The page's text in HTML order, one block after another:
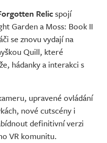
Relicspojí
Garden a Moss: Book II
se znovu vydají na
Quill, které
hádanky a interakci s
upravené ovládání
nové cutscény i
definitivní verzi
VR komunitu.